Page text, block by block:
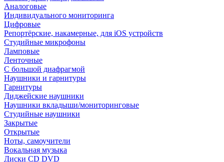
Аналоговые
Индивидуального мониторинга
Цифровые
Репортёрские, накамерные, для iOS устройств
Студийные микрофоны
Ламповые
Ленточные
С большой диафрагмой
Наушники и гарнитуры
Гарнитуры
Диджейские наушники
Наушники вкладыши/мониторинговые
Студийные наушники
Закрытые
Открытые
Ноты, самоучители
Вокальная музыка
Диски CD DVD